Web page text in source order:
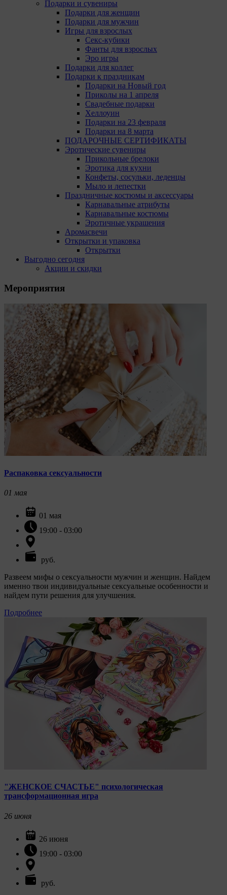
Подарки и сувениры
Подарки для женщин
Подарки для мужчин
Игры для взрослых
Секс-кубики
Фанты для взрослых
Эро игры
Подарки для коллег
Подарки к праздникам
Подарки на Новый год
Приколы на 1 апреля
Свадебные подарки
Хеллоуин
Подарки на 23 февраля
Подарки на 8 марта
ПОДАРОЧНЫЕ СЕРТИФИКАТЫ
Эротические сувениры
Прикольные брелоки
Эротика для кухни
Конфеты, сосульки, леденцы
Мыло и лепестки
Праздничные костюмы и аксессуары
Карнавальные атрибуты
Карнавальные костюмы
Эротичные украшения
Аромасвечи
Открытки и упаковка
Открытки
Выгодно сегодня
Акции и скидки
Мероприятия
Распаковка сексуальности
01 мая
01 мая
19:00 - 03:00
руб.
Развеем мифы о сексуальности мужчин и женщин. Найдем
именно твои индивидуальные сексуальные особенности и
найдем пути решения для улучшения.
Подробнее
"ЖЕНСКОЕ СЧАСТЬЕ" психологическая
трансформационная игра
26 июня
26 июня
19:00 - 03:00
руб.